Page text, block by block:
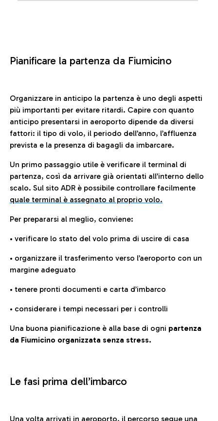
Pianificare la partenza da Fiumicino
Organizzare in anticipo la partenza è uno degli aspetti
più importanti per evitare ritardi. Capire con quanto
anticipo presentarsi in aeroporto dipende da diversi
fattori: il tipo di volo, il periodo dell’anno, l’affluenza
prevista e la presenza di bagagli da imbarcare.
Un primo passaggio utile è verificare il terminal di
partenza, così da arrivare già orientati all’interno dello
scalo. Sul sito ADR è possibile controllare facilmente
quale terminal è assegnato al proprio volo.
Per prepararsi al meglio, conviene:
• verificare lo stato del volo prima di uscire di casa
• organizzare il trasferimento verso l’aeroporto con un
margine adeguato
• tenere pronti documenti e carta d’imbarco
• considerare i tempi necessari per i controlli
Una buona pianificazione è alla base di ogni partenza
da Fiumicino organizzata senza stress.
Le fasi prima dell’imbarco
Una volta arrivati in aeroporto, il percorso segue una